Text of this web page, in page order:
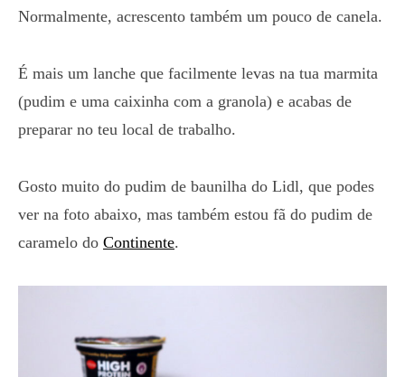
Normalmente, acrescento também um pouco de canela.
É mais um lanche que facilmente levas na tua marmita
(pudim e uma caixinha com a granola) e acabas de
preparar no teu local de trabalho.
Gosto muito do pudim de baunilha do Lidl, que podes
ver na foto abaixo, mas também estou fã do pudim de
caramelo do Continente.